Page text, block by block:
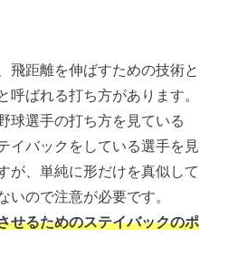
飛距離を伸ばすための技術と
呼ばれる打ち方があります。
球選手の打ち方を見ている
イバックをしている選手を見
が、単純に形だけを真似して
いので注意が必要です。
せるためのステイバックのポ